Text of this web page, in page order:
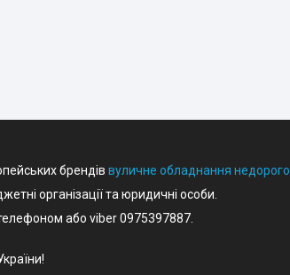
брендів вуличне обладнання недорого
організації та юридичні особи.
або viber 0975397887.